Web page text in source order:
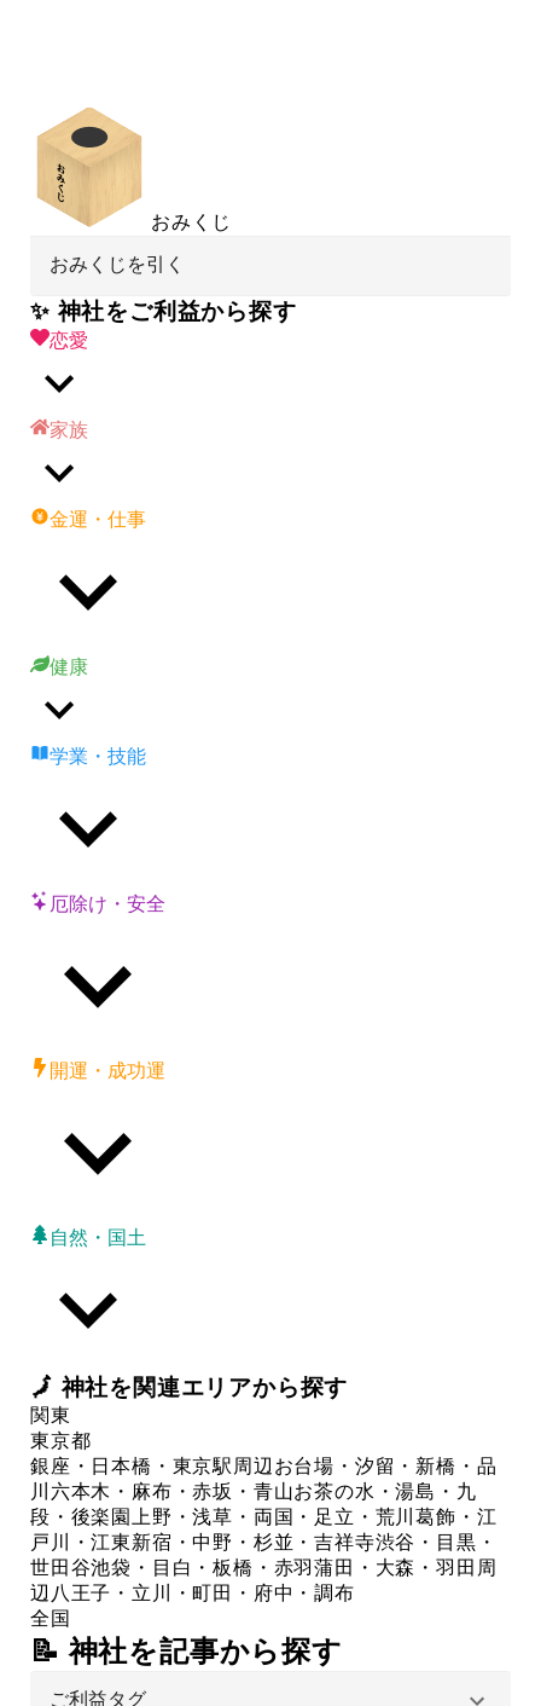
おみくじ
おみくじを引く
✨ 神社をご利益から探す
恋愛
家族
金運・仕事
健康
学業・技能
厄除け・安全
開運・成功運
自然・国土
🗾神社を関連エリアから探す
関東
東京都
銀座・日本橋・東京駅周辺 お台場・汐留・新橋・品
川 六本木・麻布・赤坂・青山お茶の水・湯島・九
段・後楽園上野・浅草・両国・足立・荒川葛飾・江
戸川・江東新宿・中野・杉並・吉祥寺渋谷・目黒・
世田谷池袋・目白・板橋・赤羽蒲田・大森・羽田周
辺 八王子・立川・町田・府中・調布
全国
📝 神社を記事から探す
ご利益タグ